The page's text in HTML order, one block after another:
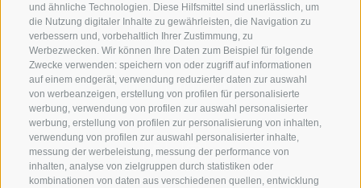
und ähnliche Technologien. Diese Hilfsmittel sind unerlässlich, um
die Nutzung digitaler Inhalte zu gewährleisten, die Navigation zu
verbessern und, vorbehaltlich Ihrer Zustimmung, zu
Werbezwecken. Wir können Ihre Daten zum Beispiel für folgende
Zwecke verwenden: speichern von oder zugriff auf informationen
auf einem endgerät, verwendung reduzierter daten zur auswahl
von werbeanzeigen, erstellung von profilen für personalisierte
werbung, verwendung von profilen zur auswahl personalisierter
werbung, erstellung von profilen zur personalisierung von inhalten,
verwendung von profilen zur auswahl personalisierter inhalte,
messung der werbeleistung, messung der performance von
inhalten, analyse von zielgruppen durch statistiken oder
kombinationen von daten aus verschiedenen quellen, entwicklung
Anfrage
info@marienberg.it
+39 0473 843980